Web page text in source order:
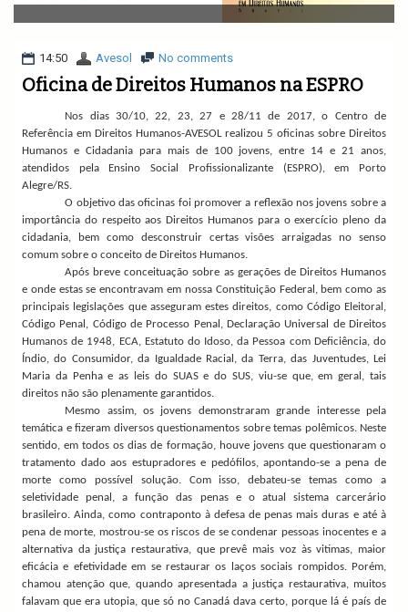
v
i
a
i
n
14:50 Avesol No comments
Oficina de Direitos Humanos na ESPRO
Nos dias 30/10, 22, 23, 27 e 28/11 de 2017, o Centro de
Referência em Direitos Humanos-AVESOL realizou 5 oficinas sobre Direitos
Humanos e Cidadania para mais de 100 jovens, entre 14 e 21 anos,
atendidos pela Ensino Social Profissionalizante (ESPRO), em Porto
Alegre/RS.
O objetivo das oficinas foi promover a reflexão nos jovens sobre a
importância do respeito aos Direitos Humanos para o exercício pleno da
cidadania, bem como desconstruir certas visões arraigadas no senso
comum sobre o conceito de Direitos Humanos.
Após breve conceituação sobre as gerações de Direitos Humanos
e onde estas se encontravam em nossa Constituição Federal, bem como as
principais legislações que asseguram estes direitos, como Código Eleitoral,
Código Penal, Código de Processo Penal, Declaração Universal de Direitos
Humanos de 1948, ECA, Estatuto do Idoso, da Pessoa com Deficiência, do
Índio, do Consumidor, da Igualdade Racial, da Terra, das Juventudes, Lei
Maria da Penha e as leis do SUAS e do SUS, viu-se que, em geral, tais
direitos não são plenamente garantidos.
Mesmo assim, os jovens demonstraram grande interesse pela
temática e fizeram diversos questionamentos sobre temas polêmicos. Neste
sentido, em todos os dias de formação, houve jovens que questionaram o
tratamento dado aos estupradores e pedófilos, apontando-se a pena de
morte como possível solução. Com isso, debateu-se temas como a
seletividade penal, a função das penas e o atual sistema carcerário
brasileiro. Ainda, como contraponto à defesa de penas mais duras e até à
pena de morte, mostrou-se os riscos de se condenar pessoas inocentes e a
alternativa da justiça restaurativa, que prevê mais voz às vitimas, maior
eficácia e efetividade em se restaurar os laços sociais rompidos. Porém,
chamou atenção que, quando apresentada a justiça restaurativa, muitos
falavam que era utopia, que só no Canadá dava certo, porque lá é país de